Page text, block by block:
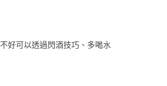
好可以透過閃酒技巧、多喝水